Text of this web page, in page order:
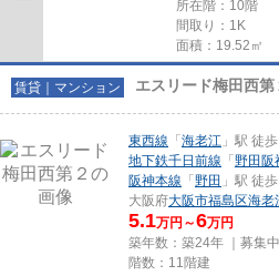
所在階：10階
間取り：1K
面積：19.52㎡
賃貸｜マンション エスリード梅田西第
東西線 「 海老江 」駅 徒
地下鉄千日前線 「 野田阪
阪神本線 「 野田 」駅 徒
大阪府大阪市福島区海老
5.1万円～6万円
築年数：築24年 ｜募集中
階数：11階建